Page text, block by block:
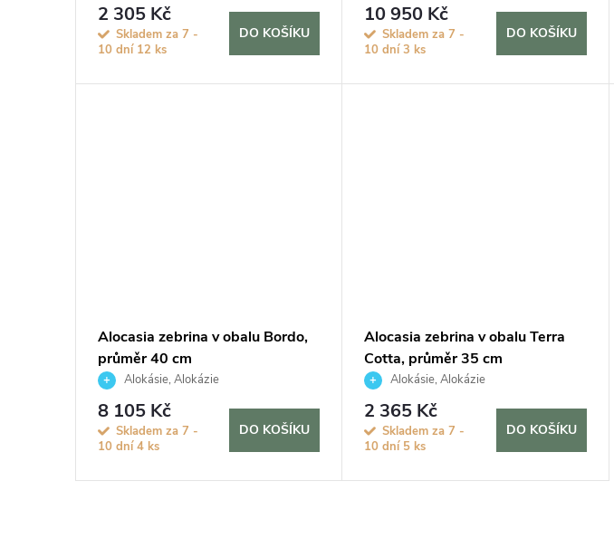
2 305 Kč
Skladem za 7 -
10 dní 12 ks
DO KOŠÍKU
10 950 Kč
Skladem za 7 -
10 dní3 ks
DO KOŠÍKU
Alocasia zebrina v obalu Bordo,
průměr 40 cm
Alokásie, Alokázie
8 105 Kč
Skladem za 7 -
10 dní4 ks
DO KOŠÍKU
Alocasia zebrina v obalu Terra
Cotta, průměr 35 cm
Alokásie, Alokázie
2 365 Kč
Skladem za 7 -
10 dní 5 ks
DO KOŠÍKU